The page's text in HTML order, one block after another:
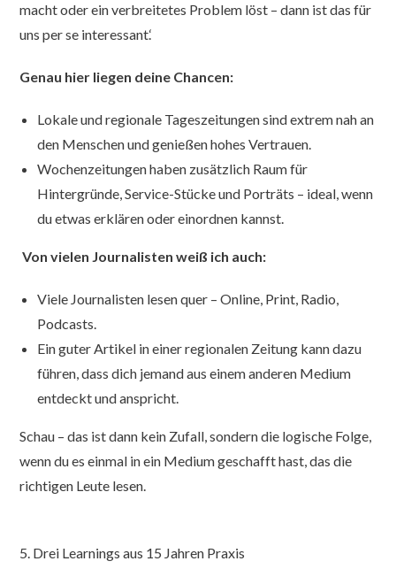
macht oder ein verbreitetes Problem löst – dann ist das für
uns per se interessant.‘
Genau hier liegen deine Chancen:
Lokale und regionale Tageszeitungen sind extrem nah an
den Menschen und genießen hohes Vertrauen.
Wochenzeitungen haben zusätzlich Raum für
Hintergründe, Service-Stücke und Porträts – ideal, wenn
du etwas erklären oder einordnen kannst.
Von vielen Journalisten weiß ich auch:
Viele Journalisten lesen quer – Online, Print, Radio,
Podcasts.
Ein guter Artikel in einer regionalen Zeitung kann dazu
führen, dass dich jemand aus einem anderen Medium
entdeckt und anspricht.
Schau – das ist dann kein Zufall, sondern die logische Folge,
wenn du es einmal in ein Medium geschafft hast, das die
richtigen Leute lesen.
5. Drei Learnings aus 15 Jahren Praxis